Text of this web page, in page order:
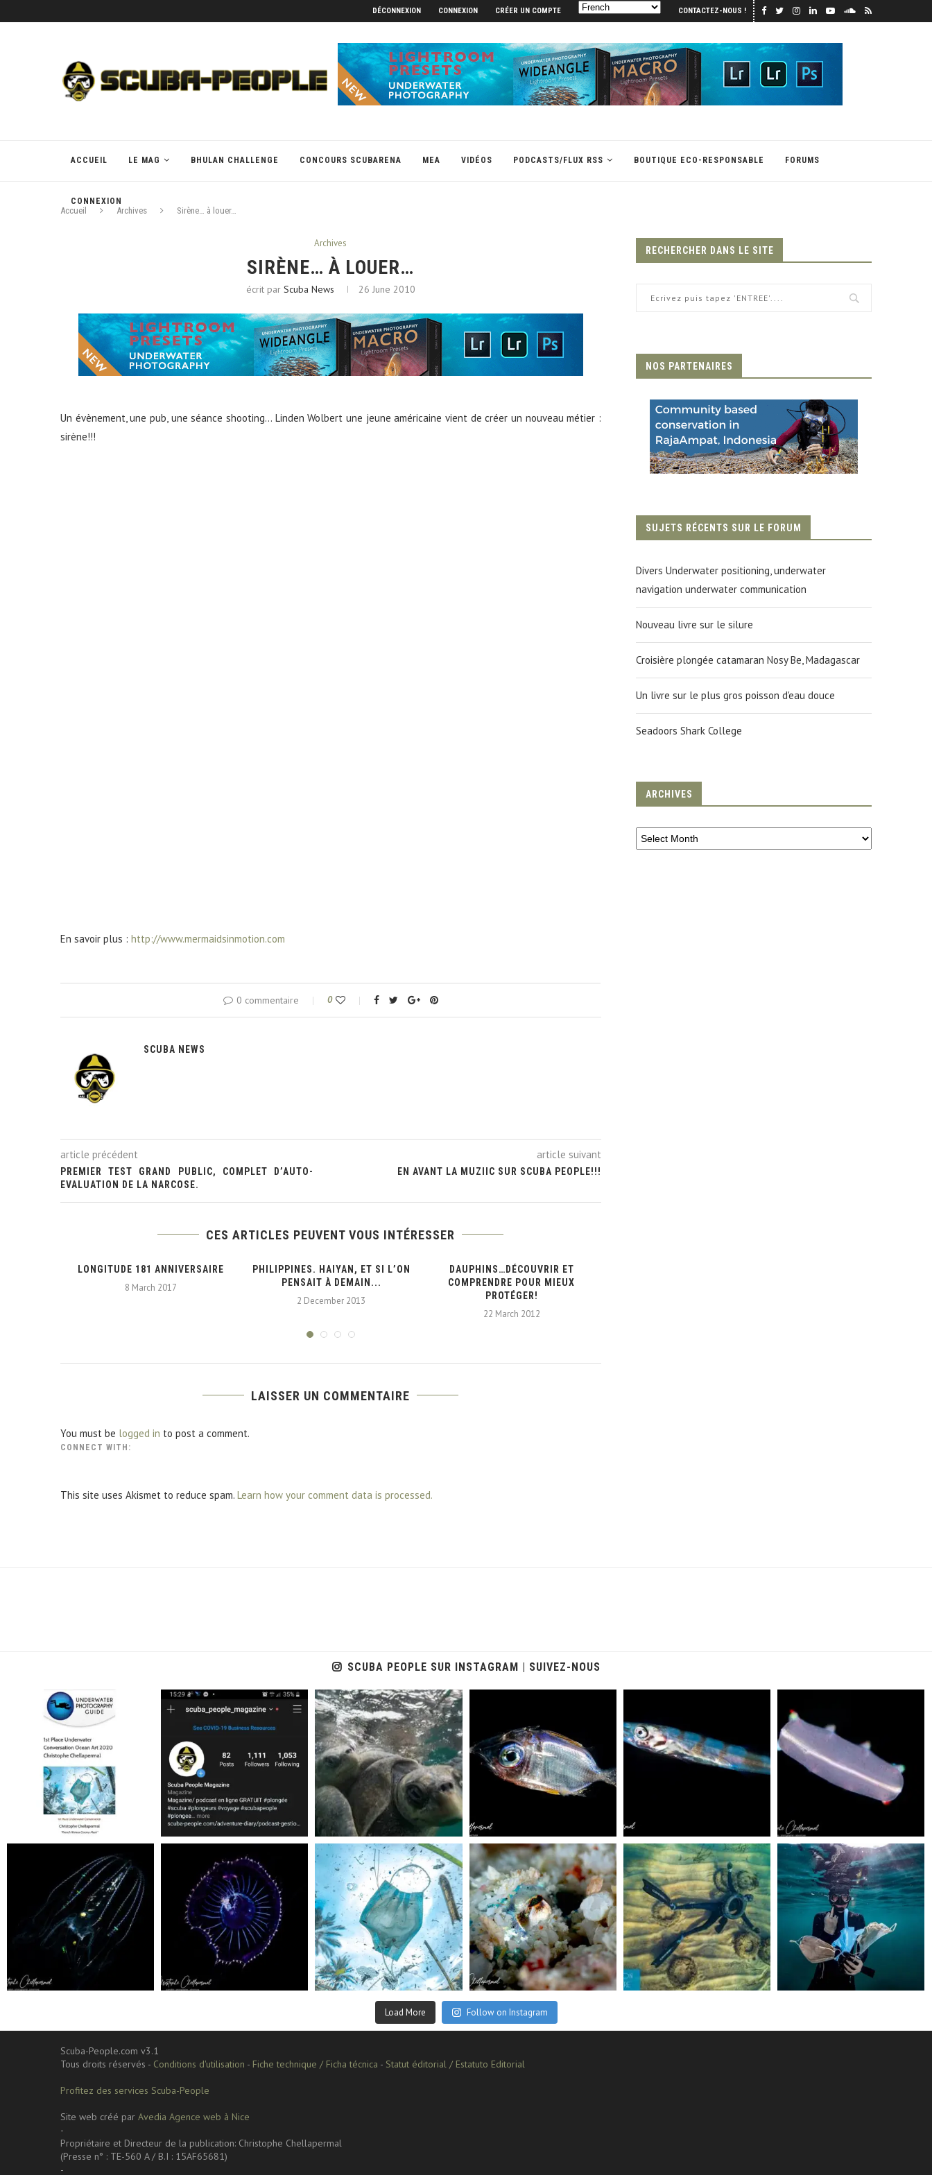
DÉCONNEXION CONNEXION CRÉER UN COMPTE CONTACTEZ-NOUS !
ACCUEIL LE MAG BHULAN CHALLENGE CONCOURS SCUBARENA MEA VIDÉOS PODCASTS/FLUX RSS BOUTIQUE ECO-RESPONSABLE FORUMS
CONNEXION
Accueil Archives Sirène… à louer…
Archives
SIRÈNE… À LOUER…
écrit par Scuba News 26 June 2010
Un évènement, une pub, une séance shooting… Linden Wolbert une jeune américaine vient de créer un nouveau métier :
sirène!!!
En savoir plus : http://www.mermaidsinmotion.com
0 commentaire 0
SCUBA NEWS
article précédent
PREMIER TEST GRAND PUBLIC, COMPLET D’AUTO-
EVALUATION DE LA NARCOSE.
article suivant
EN AVANT LA MUZIIC SUR SCUBA PEOPLE!!!
CES ARTICLES PEUVENT VOUS INTÉRESSER
LONGITUDE 181 ANNIVERSAIRE
8 March 2017
PHILIPPINES. HAIYAN, ET SI L’ON
PENSAIT À DEMAIN...
2 December 2013
DAUPHINS…DÉCOUVRIR ET
COMPRENDRE POUR MIEUX
PROTÉGER!
22 March 2012
LAISSER UN COMMENTAIRE
You must be logged in to post a comment.
CONNECT WITH:
This site uses Akismet to reduce spam. Learn how your comment data is processed.
RECHERCHER DANS LE SITE
NOS PARTENAIRES
SUJETS RÉCENTS SUR LE FORUM
Divers Underwater positioning, underwater
navigation underwater communication
Nouveau livre sur le silure
Croisière plongée catamaran Nosy Be, Madagascar
Un livre sur le plus gros poisson d'eau douce
Seadoors Shark College
ARCHIVES
SCUBA PEOPLE SUR INSTAGRAM | SUIVEZ-NOUS
scuba_people_magazine
Jan 17
scuba_people_magazine
Nov 5
scuba_people_magazine
Nov 5
Sep 24
scuba_people_magazine
Sep 24
scuba_people_magazine
Sep 2
scuba_people_magazine
Aug 14
scuba_people_magazine
Jun 15
scuba_people_magazine
May 31
Load More Follow on Instagram
Scuba-People.com v3.1
Tous droits réservés - Conditions d'utilisation - Fiche technique / Ficha técnica - Statut éditorial / Estatuto Editorial
Profitez des services Scuba-People
Site web créé par Avedia Agence web à Nice
-
Propriétaire et Directeur de la publication: Christophe Chellapermal
(Presse n° : TE-560 A / B.I : 15AF65681)
-